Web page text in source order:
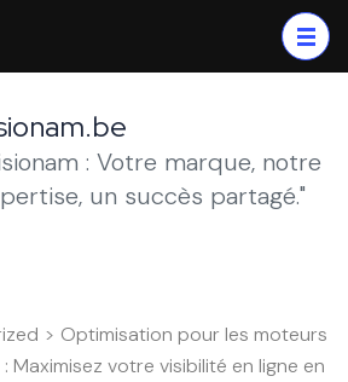
: Votre marque, notre
un succès partagé."
> Optimisation pour les moteurs
Maximisez votre visibilité en ligne en